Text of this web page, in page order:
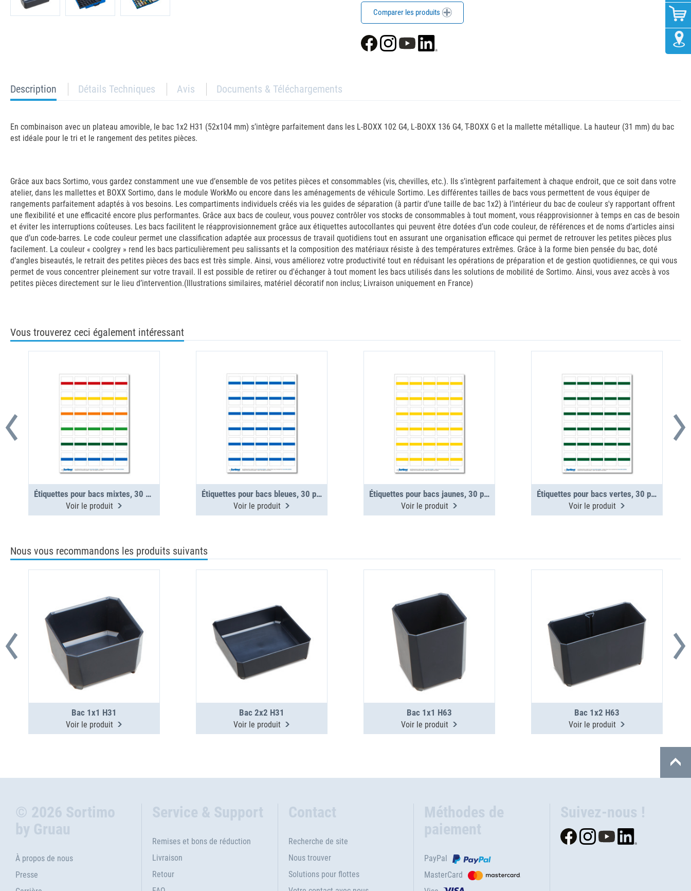
Comparer les produits
current
tab:
Description Détails Techniques Avis Documents & Téléchargements
En combinaison avec un plateau amovible, le bac 1x2 H31 (52x104 mm) s’intègre parfaitement dans les L-BOXX 102 G4, L-BOXX 136 G4, T-BOXX G et la mallette métallique. La hauteur (31 mm) du bac
est idéale pour le tri et le rangement des petites pièces.
Grâce aux bacs Sortimo, vous gardez constamment une vue d’ensemble de vos petites pièces et consommables (vis, chevilles, etc.). Ils s’intègrent parfaitement à chaque endroit, que ce soit dans votre
atelier, dans les mallettes et BOXX Sortimo, dans le module WorkMo ou encore dans les aménagements de véhicule Sortimo. Les différentes tailles de bacs vous permettent de vous équiper de
rangements parfaitement adaptés à vos besoins. Les compartiments individuels créés via les guides de séparation (à partir d’une taille de bac 1x2) à l’intérieur du bac de couleur s'y rapportant offrent
une flexibilité et une efficacité encore plus performantes. Grâce aux bacs de couleur, vous pouvez contrôler vos stocks de consommables à tout moment, vous réapprovisionner à temps en cas de besoin
et éviter les interruptions coûteuses. Les bacs facilitent le réapprovisionnement grâce aux étiquettes autocollantes qui peuvent être dotées d’un code couleur, de références et de noms d’articles ainsi
que d’un code-barres. Le code couleur permet une classification adaptée aux processus de travail quotidiens tout en assurant une organisation efficace qui permet de retrouver les petites pièces plus
facilement. La couleur « coolgrey » rend les bacs particulièrement peu salissants et la composition des matériaux résiste à des températures extrêmes. Grâce à la forme bien pensée du bac, doté
d’angles biseautés, le retrait des petites pièces des bacs est très simple. Ainsi, vous améliorez votre productivité tout en réduisant les opérations de préparation et de gestion quotidiennes, ce qui vous
permet de vous concentrer pleinement sur votre travail. Il est possible de retirer ou d'échanger à tout moment les bacs utilisés dans les solutions de mobilité de Sortimo. Ainsi, vous avez accès à vos
petites pièces directement sur le lieu d’intervention.(Illustrations similaires, matériel décoratif non inclus; Livraison uniquement en France)
Vous trouverez ceci également intéressant
Étiquettes pour bacs mixtes, 30 pcs (1 planche)
Voir le produit
Étiquettes pour bacs bleues, 30 pcs (1 planche)
Voir le produit
Étiquettes pour bacs jaunes, 30 pcs (1 planche)
Voir le produit
Étiquettes pour bacs vertes, 30 pcs (1 planche)
Voir le produit
Nous vous recommandons les produits suivants
Bac 1x1 H31
Voir le produit
Bac 2x2 H31
Voir le produit
Bac 1x1 H63
Voir le produit
Bac 1x2 H63
Voir le produit
© 2026 Sortimo
by Gruau
À propos de nous
Presse
Service & Support
Remises et bons de réduction
Livraison
Retour
Contact
Recherche de site
Nous trouver
Solutions pour flottes
Méthodes de
paiement
PayPal
MasterCard
Suivez-nous !